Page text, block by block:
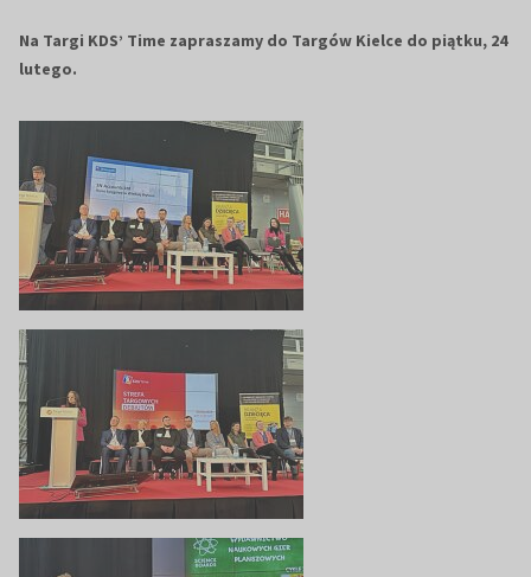
Na Targi KDS’ Time zapraszamy do Targów Kielce do piątku, 24
lutego.